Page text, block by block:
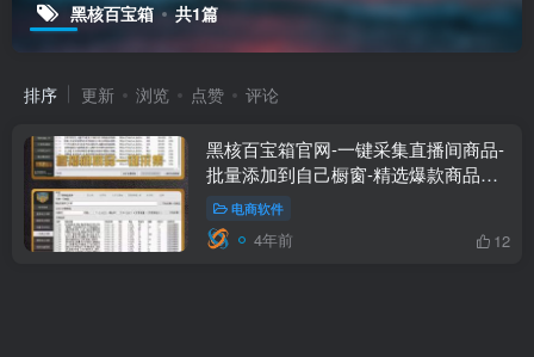
黑核百宝箱 共1篇
排序 更新 浏览 点赞 评论
黑核百宝箱官网-一键采集直播间商品-
批量添加到自己橱窗-精选爆款商品采
集
电商软件
4年前 12